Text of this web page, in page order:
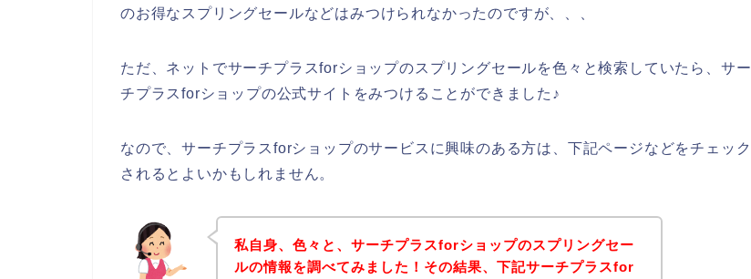
のお得なスプリングセールなどはみつけられなかったのですが、、、
ただ、ネットでサーチプラスforショップのスプリングセールを色々と検索していたら、サー
チプラスforショップの公式サイトをみつけることができました♪
なので、サーチプラスforショップのサービスに興味のある方は、下記ページなどをチェック
されるとよいかもしれません。
私自身、色々と、サーチプラスforショップのスプリングセー
ルの情報を調べてみました！その結果、下記サーチプラスfor